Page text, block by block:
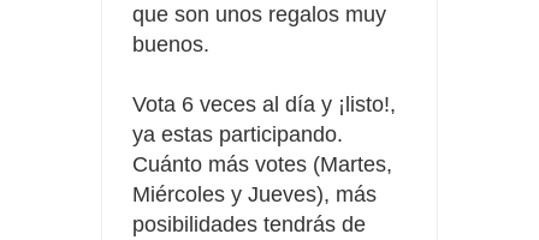
que son unos regalos muy
buenos.
Vota 6 veces al día y ¡listo!,
ya estas participando.
Cuánto más votes (Martes,
Miércoles y Jueves), más
posibilidades tendrás de